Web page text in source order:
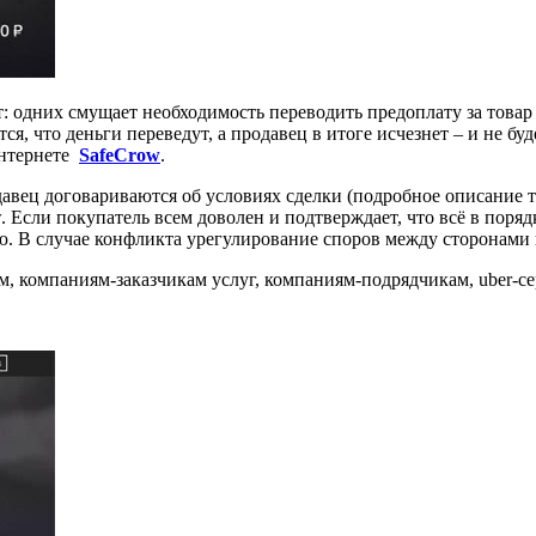
смущает необходимость переводить предоплату за
что деньги переведут, а продавец в итоге исчезнет – и не
SafeCrow.
договариваются об условиях сделки (подробное описание
покупатель всем доволен и подтверждает, что всё в
случае конфликта урегулирование споров между
компаниям-заказчикам услуг, компаниям-подрядчикам, uber-